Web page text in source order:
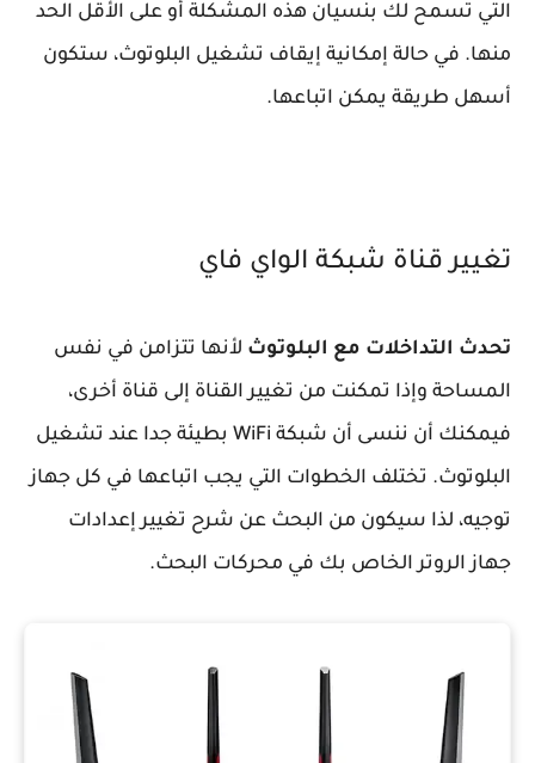
التي تسمح لك بنسيان هذه المشكلة أو على الأقل الحد
منها. في حالة إمكانية إيقاف تشغيل البلوتوث، ستكون
أسهل طريقة يمكن اتباعها.
تغيير قناة شبكة الواي فاي
تحدث التداخلات مع البلوتوث لأنها تتزامن في نفس
المساحة وإذا تمكنت من تغيير القناة إلى قناة أخرى،
فيمكنك أن ننسى أن شبكة WiFi بطيئة جدا عند تشغيل
البلوتوث. تختلف الخطوات التي يجب اتباعها في كل جهاز
توجيه، لذا سيكون من البحث عن شرح تغيير إعدادات
جهاز الروتر الخاص بك في محركات البحث.